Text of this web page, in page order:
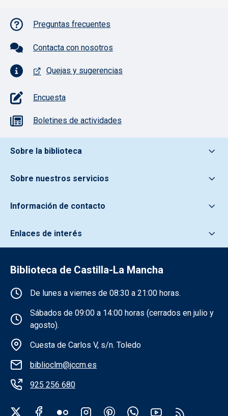
Pie de página con iconos
Preguntas frecuentes
Contacta con nosotros
Quejas y sugerencias
Encuesta
Boletines de actividades
Pie de pagina información
Sobre la biblioteca
Sobre nuestros servicios
Información de contacto
Enlaces de interés
Biblioteca de Castilla-La Mancha
Información de la institución
De lunes a viernes de 08:30 a 21:00 horas.
Sábados de 09:00 a 14:00 horas (cerrados en julio y
agosto).
Cuesta de Carlos V, s/n. Toledo
biblioclm@jccm.es
925 256 680